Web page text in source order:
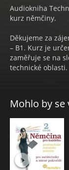
Audiokniha
kurz němčiny.
Děkujeme za
– B1. Kurz je
zaměřuje se na
technické oblasti.
slovíčka použít. V
a procvičovacích
Jednotlivé lekce
logistika,
příkladové věty,
řešení
Mohlo by